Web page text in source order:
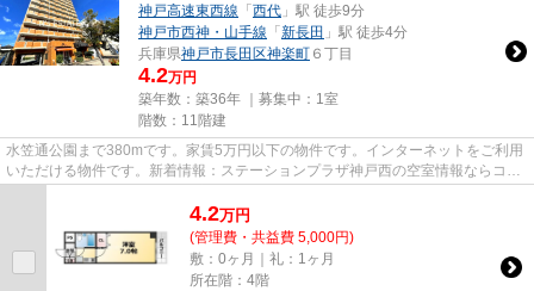
神戸高速東西線 「 西代 」駅 徒歩9分
神戸市西神・山手線 「 新長田 」駅 徒歩4分
兵庫県神戸市長田区神楽町 ６丁目
4.2万円
築年数：築36年 ｜募集中： 1室
階数：11階建
水笠通公園まで380mです。家賃5万円以下の物件です。インターネットをご利用
いただける物件です。新着情報：ステーションプラザ神戸西の空室情報ならコチ
4.2万円
(管理費・共益費 5,000円)
敷：0ヶ月｜礼：1ヶ月
所在階：4階